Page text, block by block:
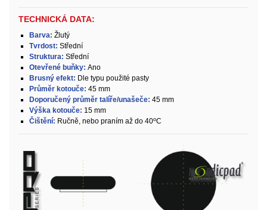
TECHNICKÁ DATA:
Barva: Žlutý
Tvrdost: Střední
Struktura: Střední
Otevřené buňky: Ano
Brusný efekt: Dle typu použité pasty
Průměr kotouče: 45 mm
Doporučený průměr talíře/unašeče: 45 mm
Výška kotouče: 15 mm
Čištění: Ručně, nebo praním až do 40oC